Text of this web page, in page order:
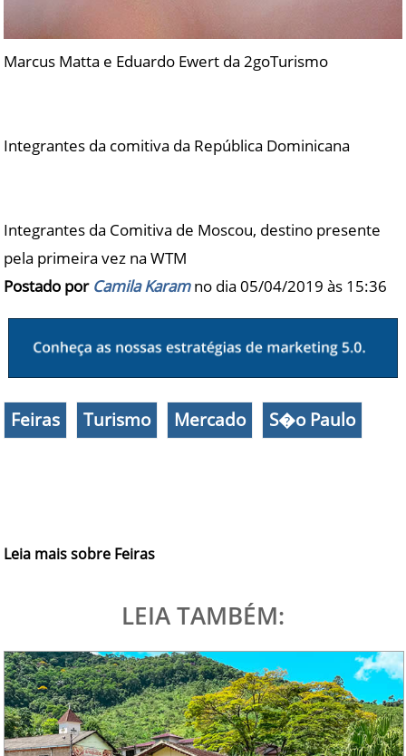
Marcus Matta e Eduardo Ewert da 2goTurismo
Integrantes da comitiva da República Dominicana
Integrantes da Comitiva de Moscou, destino presente
pela primeira vez na WTM
Postado por Camila Karamno dia 05/04/2019 às 15:36
Feiras Turismo Mercado S�o Paulo
Leia mais sobre Feiras
LEIA TAMBÉM: